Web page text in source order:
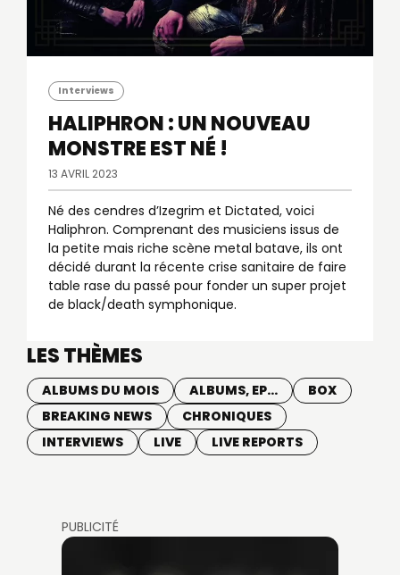
Interviews
HALIPHRON : UN NOUVEAU
MONSTRE EST NÉ !
13 AVRIL 2023
Né des cendres d’Izegrim et Dictated, voici
Haliphron. Comprenant des musiciens issus de
la petite mais riche scène metal batave, ils ont
décidé durant la récente crise sanitaire de faire
table rase du passé pour fonder un super projet
de black/death symphonique.
LES THÈMES
ALBUMS DU MOIS ALBUMS, EP...
BOX
BREAKING NEWS
CHRONIQUES
INTERVIEWS
LIVE LIVE REPORTS
PUBLICITÉ